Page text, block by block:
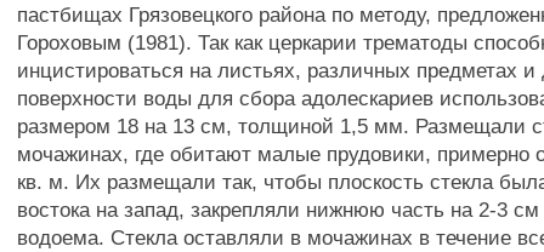
пастбищах Грязовецкого района по методу,
Гороховым (1981). Так как церкарии трематоды
инцистироваться на листьях, различных предметах и
поверхности воды для сбора адолескариев
размером 18 на 13 см, толщиной 1,5 мм. Размещали
мочажинах, где обитают малые прудовики, примерно
кв. м. Их размещали так, чтобы плоскость стекла
востока на запад, закрепляли нижнюю часть на 2-3 см
водоема. Стекла оставляли в мочажинах в течение